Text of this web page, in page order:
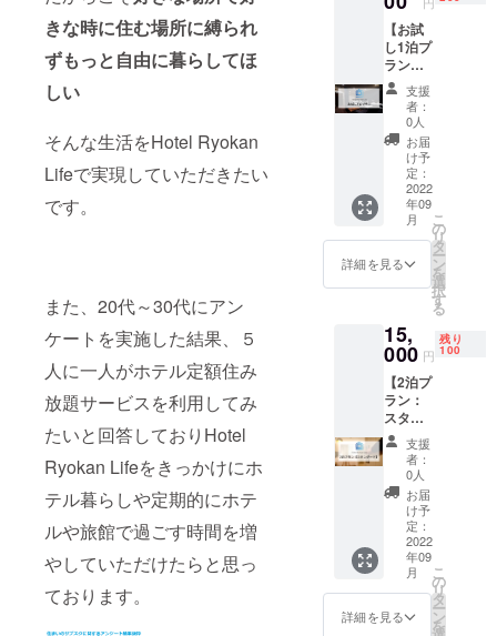
きな時に住む場所に縛られ
ずもっと自由に暮らしてほ
しい
そんな生活をHotel Ryokan
Lifeで実現していただきたい
です。
また、20代～30代にアン
ケートを実施した結果、５
人に一人がホテル定額住み
放題サービスを利用してみ
たいと回答しておりHotel
Ryokan Lifeをきっかけにホ
テル暮らしや定期的にホテ
ルや旅館で過ごす時間を増
やしていただけたらと思っ
ております。
【お試
し1泊プ
ラン：
スタン
ダー
ド】
CAMPF
IRE限定
スタン
ダード
プラン
のお部
屋の中
からお
好きな
お部屋
泊して
いただ
けま
す。 利
用可能
ホテル
数：5
利用可
能なお
部屋の
種類
数：12
利用可
能なエ
リア：
東京・
大阪・
支援
者：
0人
お届
け予
定：
2022
年09
月
詳細を見る
こ
の
リ
タ
ー
ン
を
選
択
す
る
15,
000 円
残り
100
【2泊プ
ラン：
スタン
ダー
ド】
CAMPF
IRE限定
スタン
ダード
プラン
該当の
お部屋
の中か
らお好
きなお
支援
者：
0人
お届
け予
定：
2022
年09
月
詳細を見る
こ
の
リ
タ
ー
ン
を